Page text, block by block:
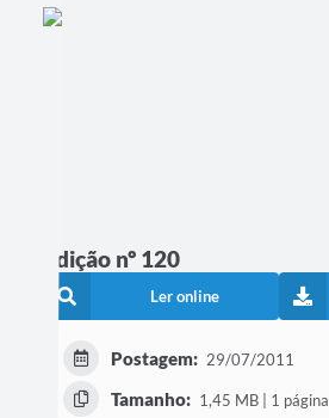
Edição nº 120
Ler online
Postagem: 29/07/2011
Tamanho: 1,45 MB | 1 página